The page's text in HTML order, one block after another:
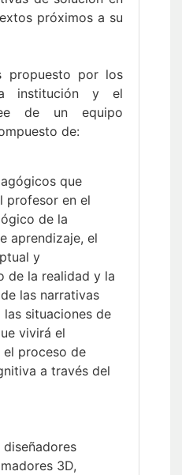
próximos a su
propuesto por los
institución y el
de un equipo
de:
que
profesor en el
de la
aprendizaje, el
y
de la realidad y la
las narrativas
situaciones de
vivirá el
el proceso de
a través del
3D,